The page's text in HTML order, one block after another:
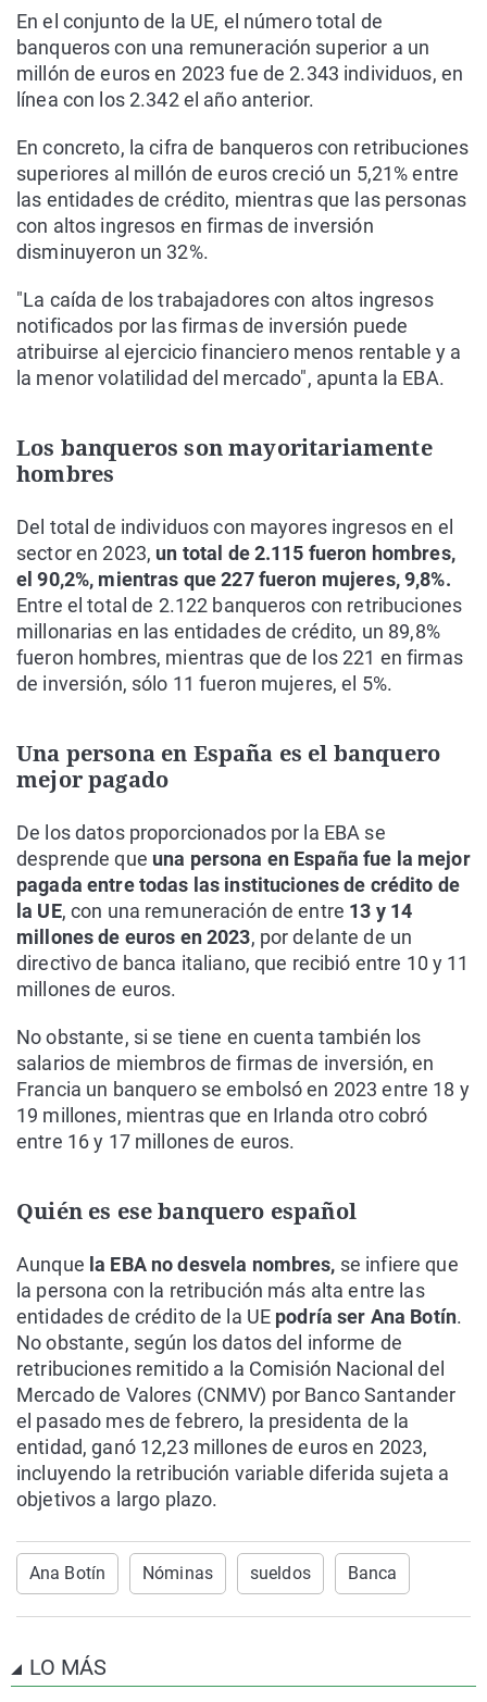
En el conjunto de la UE, el número total de
banqueros con una remuneración superior a un
millón de euros en 2023 fue de 2.343 individuos, en
línea con los 2.342 el año anterior.
En concreto, la cifra de banqueros con retribuciones
superiores al millón de euros creció un 5,21% entre
las entidades de crédito, mientras que las personas
con altos ingresos en firmas de inversión
disminuyeron un 32%.
"La caída de los trabajadores con altos ingresos
notificados por las firmas de inversión puede
atribuirse al ejercicio financiero menos rentable y a
la menor volatilidad del mercado", apunta la EBA.
Los banqueros son mayoritariamente
hombres
Del total de individuos con mayores ingresos en el
sector en 2023, un total de 2.115 fueron hombres,
el 90,2%, mientras que 227 fueron mujeres, 9,8%.
Entre el total de 2.122 banqueros con retribuciones
millonarias en las entidades de crédito, un 89,8%
fueron hombres, mientras que de los 221 en firmas
de inversión, sólo 11 fueron mujeres, el 5%.
Una persona en España es el banquero
mejor pagado
De los datos proporcionados por la EBA se
desprende que una persona en España fue la mejor
pagada entre todas las instituciones de crédito de
la UE, con una remuneración de entre 13 y 14
millones de euros en 2023, por delante de un
directivo de banca italiano, que recibió entre 10 y 11
millones de euros.
No obstante, si se tiene en cuenta también los
salarios de miembros de firmas de inversión, en
Francia un banquero se embolsó en 2023 entre 18 y
19 millones, mientras que en Irlanda otro cobró
entre 16 y 17 millones de euros.
Quién es ese banquero español
Aunque la EBA no desvela nombres, se infiere que
la persona con la retribución más alta entre las
entidades de crédito de la UE podría ser Ana Botín.
No obstante, según los datos del informe de
retribuciones remitido a la Comisión Nacional del
Mercado de Valores (CNMV) por Banco Santander
el pasado mes de febrero, la presidenta de la
entidad, ganó 12,23 millones de euros en 2023,
incluyendo la retribución variable diferida sujeta a
objetivos a largo plazo.
Ana Botín Nóminas sueldos Banca
LO MÁS